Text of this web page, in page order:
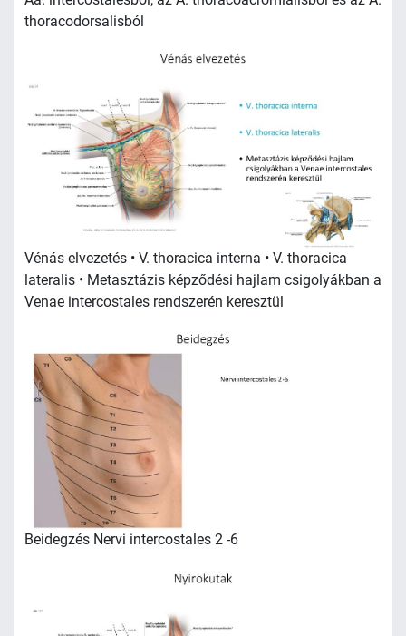
thoracodorsalisból
Vénás elvezetés • V. thoracica interna • V. thoracica
lateralis • Metasztázis képződési hajlam csigolyákban a
Venae intercostales rendszerén keresztül
Beidegzés Nervi intercostales 2 -6